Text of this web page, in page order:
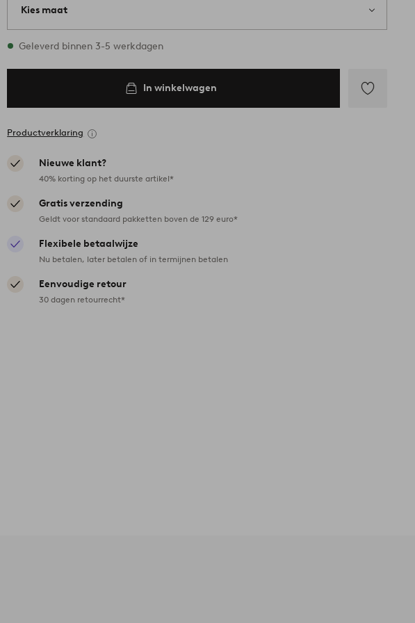
Kies maat
1 maten op voorraad
Geleverd binnen 3-5 werkdagen
In winkelwagen
Productverklaring
Nieuwe klant?
40% korting op het duurste artikel*
Gratis verzending
Geldt voor standaard pakketten boven de 129 euro*
Flexibele betaalwijze
Nu betalen, later betalen of in termijnen betalen
Eenvoudige retour
30 dagen retourrecht*